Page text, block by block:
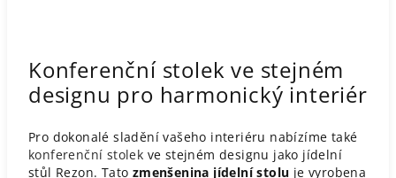
Konferenční stolek ve stejném
designu pro harmonický interiér
Pro dokonalé sladění vašeho interiéru nabízíme také
konferenční stolek ve stejném designu jako jídelní
stůl Rezon. Tato zmenšenina jídelní stolu je vyrobena